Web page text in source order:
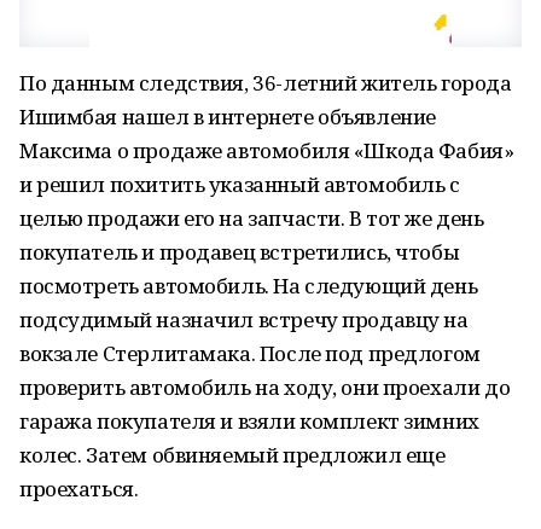
По данным следствия, 36-летний житель города
Ишимбая нашел в интернете объявление
Максима о продаже автомобиля «Шкода Фабия»
и решил похитить указанный автомобиль с
целью продажи его на запчасти. В тот же день
покупатель и продавец встретились, чтобы
посмотреть автомобиль. На следующий день
подсудимый назначил встречу продавцу на
вокзале Стерлитамака. После под предлогом
проверить автомобиль на ходу, они проехали до
гаража покупателя и взяли комплект зимних
колес. Затем обвиняемый предложил еще
проехаться.